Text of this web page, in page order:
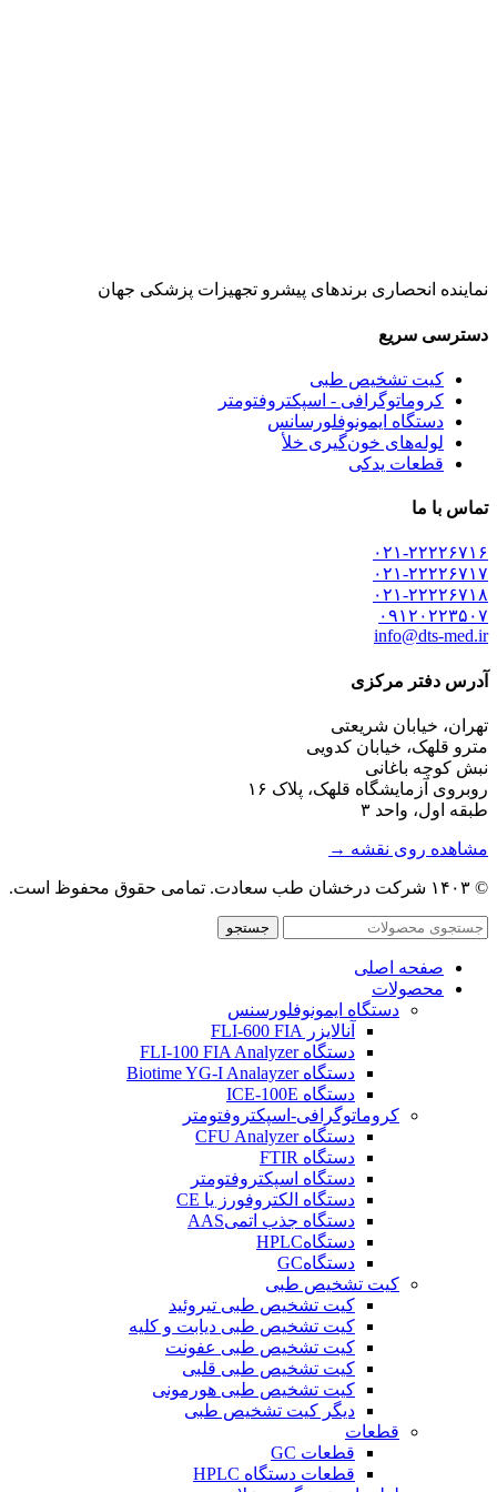
نماینده انحصاری برندهای پیشرو تجهیزات پزشکی جهان
دسترسی سریع
کیت تشخیص طبی
کروماتوگرافی - اسپکتروفتومتر
دستگاه ایمونوفلورسانس
لوله‌های خون‌گیری خلأ
قطعات یدکی
تماس با ما
۰۲۱-۲۲۲۲۶۷۱۶
۰۲۱-۲۲۲۲۶۷۱۷
۰۲۱-۲۲۲۲۶۷۱۸
۰۹۱۲۰۲۲۳۵۰۷
info@dts-med.ir
آدرس دفتر مرکزی
تهران، خیابان شریعتی
مترو قلهک، خیابان کدویی
نبش کوچه باغانی
روبروی آزمایشگاه قلهک، پلاک ۱۶
طبقه اول، واحد ۳
مشاهده روی نقشه →
© ۱۴۰۳ شرکت درخشان طب سعادت. تمامی حقوق محفوظ است.
جستجو
صفحه اصلی
محصولات
دستگاه ایمونوفلورسنس
آنالایزر FLI-600 FIA
دستگاه FLI-100 FIA Analyzer
دستگاه Biotime YG-I Analayzer
دستگاه ICE-100E
کروماتوگرافی-اسپکتروفتومتر
دستگاه CFU Analyzer
دستگاه FTIR
دستگاه اسپکتروفتومتر
دستگاه الکتروفورز یا CE
دستگاه جذب اتمیAAS
دستگاهHPLC
دستگاهGC
کیت تشخیص طبی
کیت تشخیص طبی تيروئيد
کیت تشخیص طبی دیابت و کلیه
کیت تشخیص طبی عفونت
کیت تشخیص طبی قلبی
کیت تشخیص طبی هورمونی
دیگر کیت تشخیص طبی
قطعات
قطعات GC
قطعات دستگاه HPLC